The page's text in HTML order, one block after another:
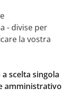
- divise per
la vostra
scelta singola
amministrativo